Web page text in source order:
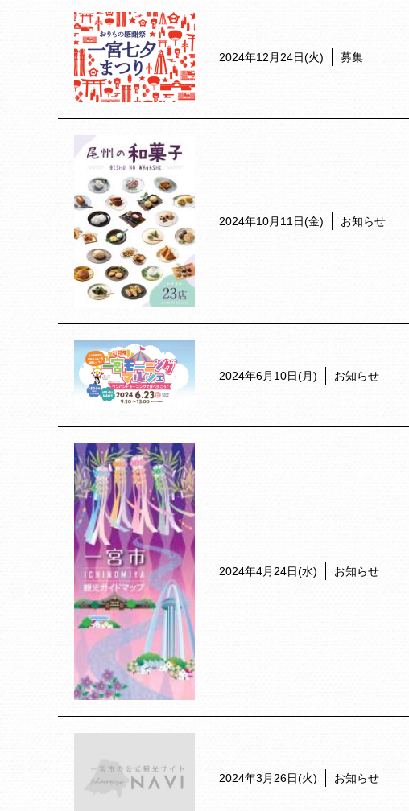
2024年12月24日(火) 募集
2024年10月11日(金) お知らせ
2024年6月10日(月) お知らせ
2024年4月24日(水) お知らせ
2024年3月26日(火) お知らせ